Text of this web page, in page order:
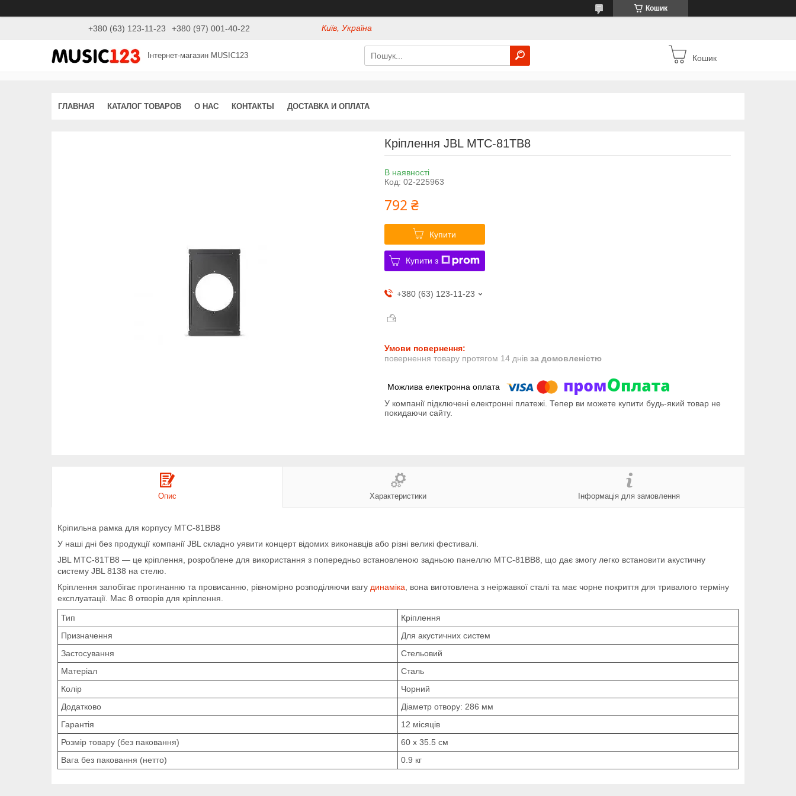
Кошик
+380 (63) 123-11-23 +380 (97) 001-40-22 Київ, Україна
Інтернет-магазин MUSIC123 Кошик
ГЛАВНАЯ КАТАЛОГ ТОВАРОВ О НАС КОНТАКТЫ ДОСТАВКА И ОПЛАТА
Кріплення JBL MTC-81TB8
В наявності
Код: 02-225963
792 ₴
Купити
Купити з
+380 (63) 123-11-23
повернення товару протягом 14 днів за домовленістю
У компанії підключені електронні платежі. Тепер ви можете купити будь-який товар не
покидаючи сайту.
Опис Характеристики Інформація для замовлення
Кріпильна рамка для корпусу MTC-81BB8
У наші дні без продукції компанії JBL складно уявити концерт відомих виконавців або різні великі фестивалі.
JBL MTC-81TB8 — це кріплення, розроблене для використання з попередньо встановленою задньою панеллю MTC-81BB8, що дає змогу легко встановити акустичну
систему JBL 8138 на стелю.
Кріплення запобігає прогинанню та провисанню, рівномірно розподіляючи вагу динаміка , вона виготовлена з неіржавкої сталі та має чорне покриття для тривалого терміну
експлуатації. Має 8 отворів для кріплення.
Тип
Кріплення
Призначення
Для акустичних систем
Застосування
Стельовий
Матеріал
Сталь
Колір
Чорний
Додатково
Діаметр отвору: 286 мм
Гарантія
12 місяців
Розмір товару (без паковання)
60 х 35.5 см
Вага без паковання (нетто)
0.9 кг